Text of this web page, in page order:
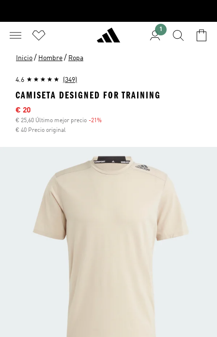
1
Inicio / Hombre / Ropa
4.6 (349)
CAMISETA DESIGNED FOR TRAINING
Precio rebajado
€ 20
€ 25,60 Último mejor precio -21%
€ 40 Precio original